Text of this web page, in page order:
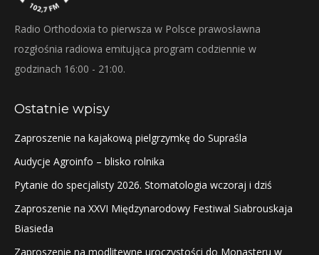
Radio Orthodoxia to pierwsza w Polsce prawosławna
rozgłośnia radiowa emitująca program codziennie w
godzinach 16:00 - 21:00.
Ostatnie wpisy
Zaproszenie na kajakową pielgrzymkę do Supraśla
Audycje Agroinfo – blisko rolnika
Pytanie do specjalisty 2026. Stomatologia wczoraj i dziś
Zaproszenie na XXVI Międzynarodowy Festiwal Siabrouskaja
Biasieda
Zaproszenie na modlitewne uroczystości do Monasteru w